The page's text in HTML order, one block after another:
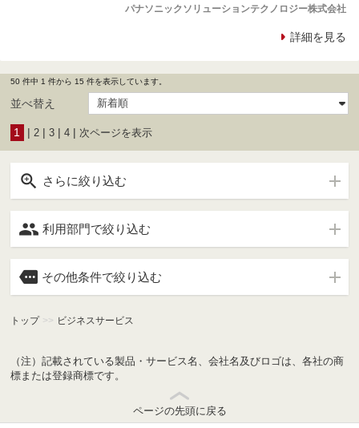
パナソニックソリューションテクノロジー株式会社
詳細を見る
50 件中 1 件から 15 件を表示しています。
並べ替え
1 | 2 | 3 | 4 | 次ページを表示
 さらに絞り込む
 利用部門で絞り込む
 その他条件で絞り込む
トップ >> ビジネスサービス
（注）記載されている製品・サービス名、会社名及びロゴは、各社の商
標または登録商標です。
ページの先頭に戻る